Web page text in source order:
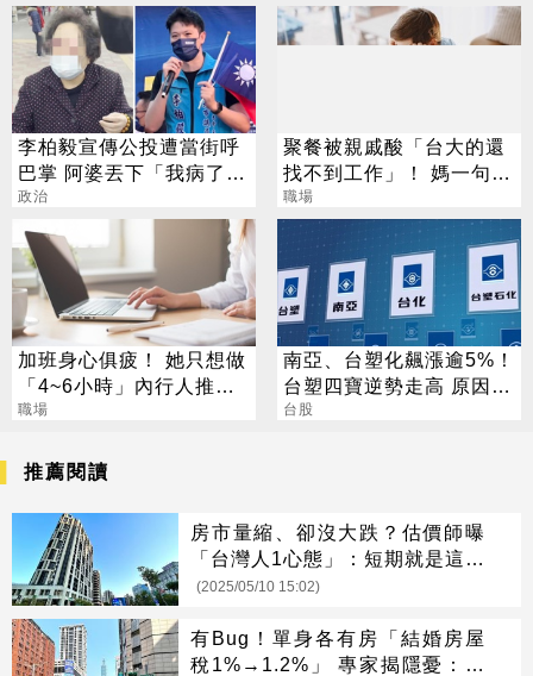
李柏毅宣傳公投遭當街呼
巴掌 阿婆丟下「我病了」
就落跑
政治
聚餐被親戚酸「台大的還
找不到工作」！ 媽一句神
回戰場秒靜音
職場
加班身心俱疲！ 她只想做
「4~6小時」內行人推這
行：月收10萬
職場
南亞、台塑化飆漲逾5%！
台塑四寶逆勢走高 原因找
到了
台股
推薦閱讀
房市量縮、卻沒大跌？估價師曝
「台灣人1心態」：短期就是這種
死樣
(2025/05/10 15:02)
有Bug！單身各有房「結婚房屋
稅1%→1.2%」 專家揭隱憂：一